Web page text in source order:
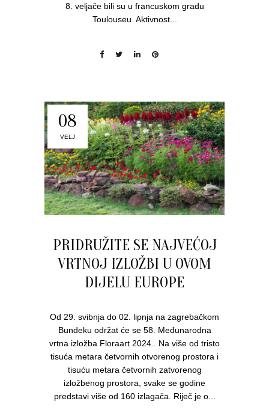
8. veljače bili su u francuskom gradu
Toulouseu. Aktivnost...
08
VELJ
PRIDRUŽITE SE NAJVEĆOJ
VRTNOJ IZLOŽBI U OVOM
DIJELU EUROPE
Od 29. svibnja do 02. lipnja na zagrebačkom
Bundeku održat će se 58. Međunarodna
vrtna izložba Floraart 2024.. Na više od tristo
tisuća metara četvornih otvorenog prostora i
tisuću metara četvornih zatvorenog
izložbenog prostora, svake se godine
predstavi više od 160 izlagača. Riječ je o...